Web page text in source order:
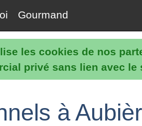
les cookies de nos
privé sans lien avec
Gourmand
à